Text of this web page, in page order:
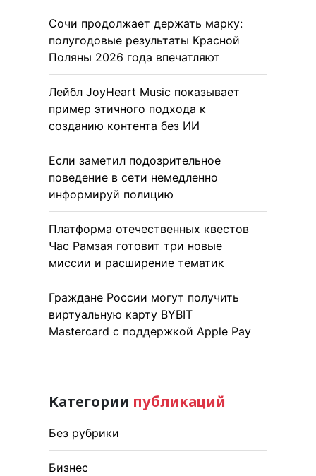
Сочи продолжает держать марку:
полугодовые результаты Красной
Поляны 2026 года впечатляют
Лейбл JoyHeart Music показывает
пример этичного подхода к
созданию контента без ИИ
Если заметил подозрительное
поведение в сети немедленно
информируй полицию
Платформа отечественных квестов
Час Рамзая готовит три новые
миссии и расширение тематик
Граждане России могут получить
виртуальную карту BYBIT
Mastercard с поддержкой Apple Pay
Категории публикаций
Без рубрики
Бизнес